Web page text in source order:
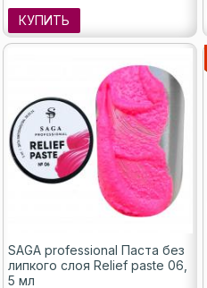
КУПИТЬ
SAGA professional Паста без
липкого слоя Relief paste 06,
5 мл